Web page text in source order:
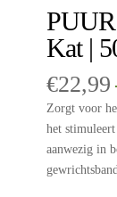
Kat |
€22,99
Zorgt voor
het
aanwezig in